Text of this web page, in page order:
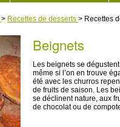
> Recettes de desserts > Recettes
beignets
Les beignets se
même si l’on en trouve
été avec les churros
de fruits de saison. Les
se déclinent nature, aux
de chocolat ou de